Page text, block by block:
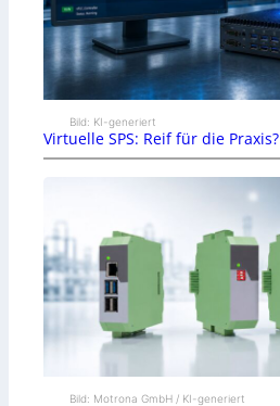
Bild: KI-generiert
Virtuelle SPS: Reif für die Praxis?
Bild: Motrona GmbH / KI-generiert